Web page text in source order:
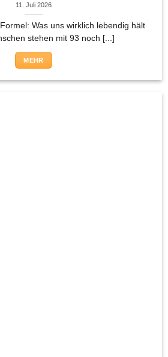
11. Juli 2026
Was uns wirklich lebendig hält
stehen mit 93 noch [...]
MEHR